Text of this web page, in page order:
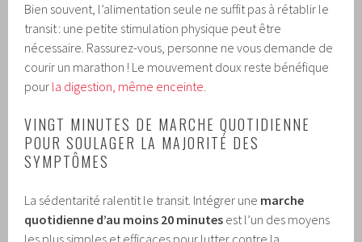
Bien souvent, l’alimentation seule ne suffit pas à rétablir le
transit : une petite stimulation physique peut être
nécessaire. Rassurez-vous, personne ne vous demande de
courir un marathon ! Le mouvement doux reste bénéfique
pour la digestion, même enceinte
VINGT MINUTES DE MARCHE QUOTIDIENNE
POUR SOULAGER LA MAJORITÉ DES
SYMPTÔMES
La sédentarité ralentit le transit. Intégrer une marche
quotidienne d’au moins 20 minutes est l’un des moyens
les plus simples et efficaces pour lutter contre la